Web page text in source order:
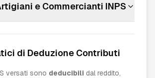
e Commercianti INPS
di Deduzione Contributi
versati sono deducibili dal reddito,